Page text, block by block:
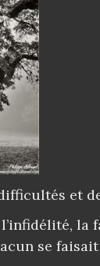
et
la
se